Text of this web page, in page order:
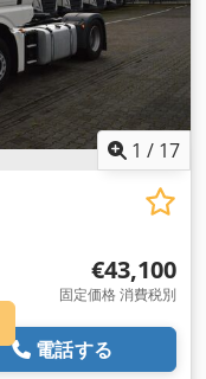
1 / 17
€43,100
固定価格 消費税別
電話する